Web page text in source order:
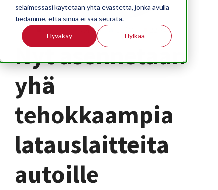
selaimessasi käytetään yhtä evästettä, jonka avulla
tiedämme, että sinua ei saa seurata.
Hyväksy Hylkää
Nyt asennetaan
yhä
tehokkaampia
latauslaitteita
autoille